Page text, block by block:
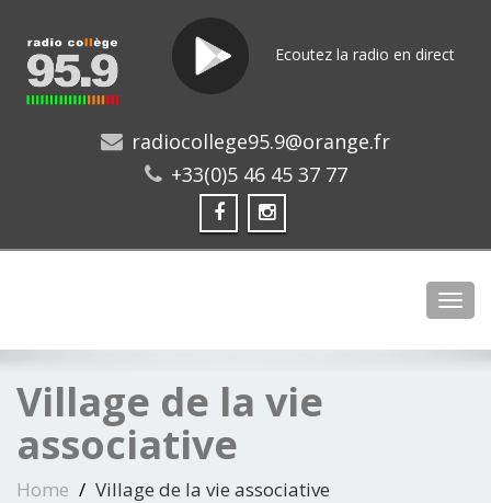
Ecoutez la radio en direct
radiocollege95.9@orange.fr
+33(0)5 46 45 37 77
Village de la vie
associative
Home Village de la vie associative